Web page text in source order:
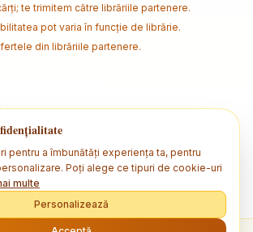
te trimitem către librăriile partenere.
pot varia în funcție de librărie.
din librăriile partenere.
pentru a îmbunătăți experiența ta, pentru
Poți alege ce tipuri de cookie-uri
multe
Personalizează